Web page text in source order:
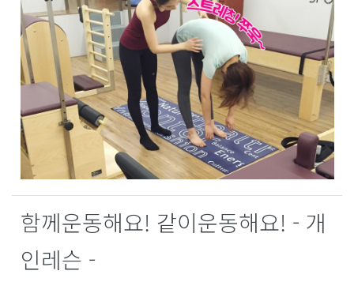
함께운동해요! 같이운동해요! - 개
인레슨 -